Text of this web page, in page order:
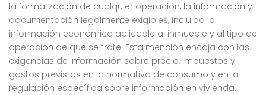
la formalización de cualquier operación, la información y
documentación legalmente exigibles, incluida la
información económica aplicable al inmueble y al tipo de
operación de que se trate. Esta mención encaja con las
exigencias de información sobre precio, impuestos y
gastos previstas en la normativa de consumo y en la
regulación específica sobre información en vivienda.